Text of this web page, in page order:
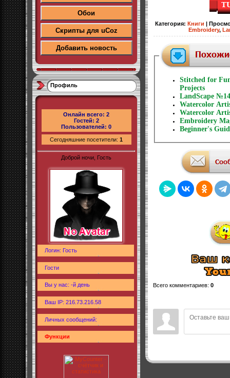
Обои
Скрипты для uCoz
Добавить новость
Профиль
Онлайн всего: 2
Гостей: 2
Пользователей: 0
Сегодняшние посетители: 1
Доброй ночи, Гость
Логин: Гость
Гости
Вы у нас: -й день
Ваш IP: 216.73.216.58
Личных сообщений:
Функции
Категория: Книги
Embroidery,
Stitched for
Projects
LandScape
Watercolor
Watercolor
Embroidery
Beginner's
Всего комментариев: 0